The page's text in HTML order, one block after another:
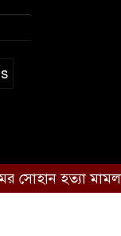
হত্যা মামলায়